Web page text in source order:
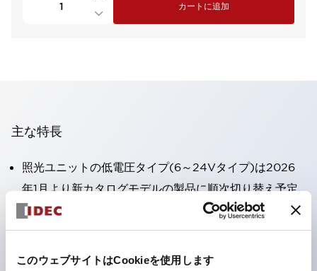
このウェブサイトはCookieを使用します
カートに追加
主な特長
照光ユニットの低電圧タイプ(6～24Vタイプ)は2026
年1月より新カタログモデルの製品に順次切り替え予定
高電圧タイプのLED球が搭載可能になり、ダイレクト
タイプの定格使用電圧が最大240Vまで対応可能になり
ました。